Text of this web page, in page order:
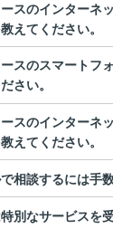
スのインターネ
えてください。
スのスマートフ
さい。
スのインターネ
えてください。
相談するには手
別なサービスを